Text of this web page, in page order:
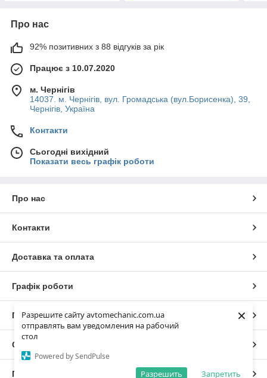
Разрешите сайту avtomechanic.com.ua
отправлять вам уведомления на рабочий
стол
Powered by SendPulse
Запретить
Разрешить
×
Про нас
92% позитивних з 88 відгуків за рік
Працює з 10.07.2020
м. Чернігів
14037. м. Чернігів, вул. Громадська (вул.Борисенка), 39,
Чернігів, Україна
Контакти
Сьогодні вихідний
Показати весь графік роботи
Про нас
Контакти
Доставка та оплата
Графік роботи
Повна версія сайту
Сайт створено на маркетплейсі
Політика конфіденційності